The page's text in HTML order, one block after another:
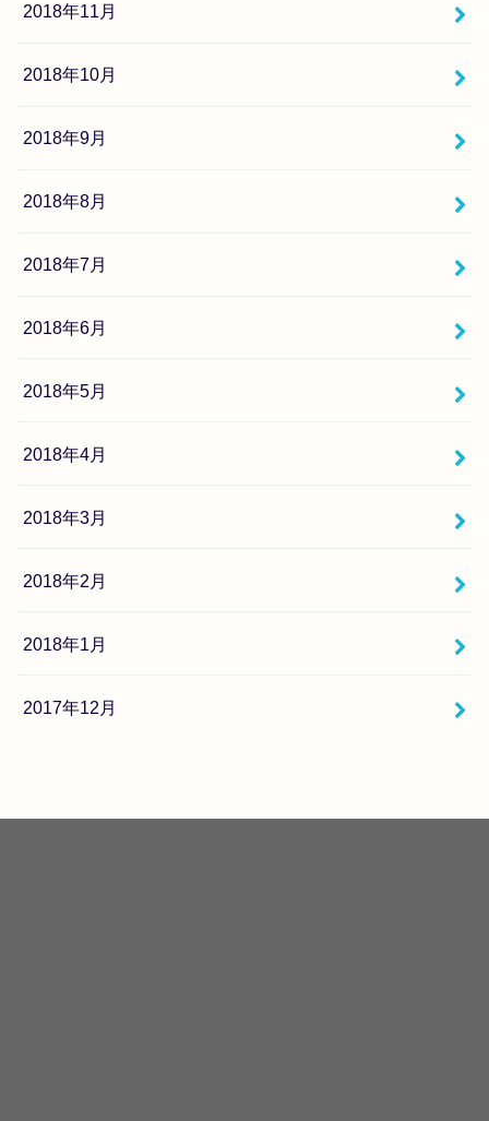
2018年11月
2018年10月
2018年9月
2018年8月
2018年7月
2018年6月
2018年5月
2018年4月
2018年3月
2018年2月
2018年1月
2017年12月